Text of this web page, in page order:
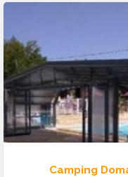
Camping